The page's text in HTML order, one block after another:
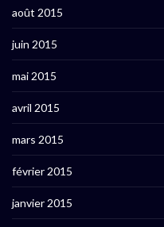
août 2015
juin 2015
mai 2015
avril 2015
mars 2015
février 2015
janvier 2015